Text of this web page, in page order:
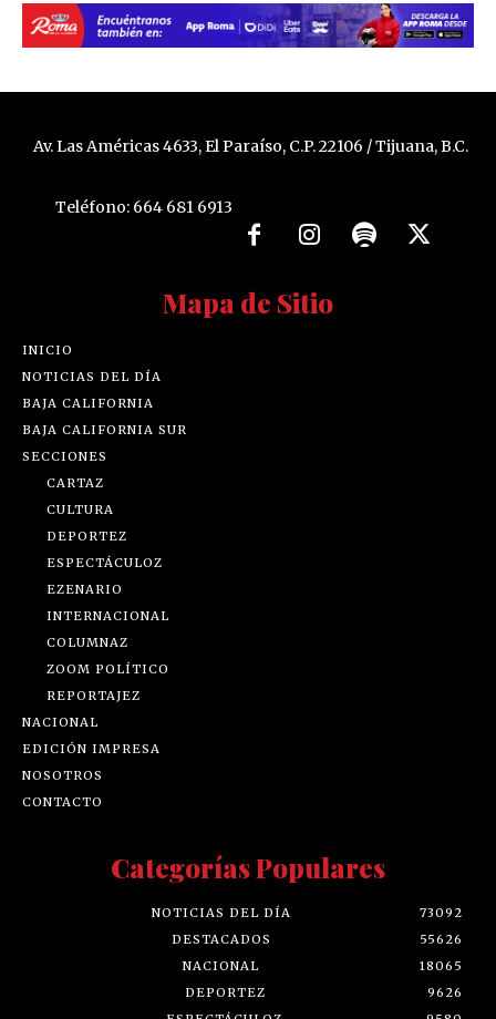
Av. Las Américas 4633, El Paraíso, C.P. 22106 / Tijuana, B.C.
Teléfono: 664 681 6913
Mapa de Sitio
INICIO
NOTICIAS DEL DÍA
BAJA CALIFORNIA
BAJA CALIFORNIA SUR
SECCIONES
CARTAZ
CULTURA
DEPORTEZ
ESPECTÁCULOZ
EZENARIO
INTERNACIONAL
COLUMNAZ
ZOOM POLÍTICO
REPORTAJEZ
NACIONAL
EDICIÓN IMPRESA
NOSOTROS
CONTACTO
Categorías Populares
NOTICIAS DEL DÍA
73092
DESTACADOS
55626
NACIONAL
18065
DEPORTEZ
9626